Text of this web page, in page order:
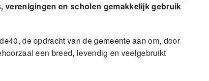
en scholen gemakkelijk gebruik
de opdracht van de gemeente aan om, door
een breed, levendig en veelgebruikt